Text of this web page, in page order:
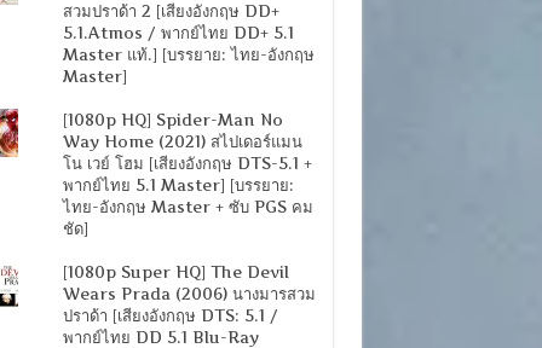
สวมปราด้า 2 [เสียงอังกฤษ DD+
5.1.Atmos / พากย์ไทย DD+ 5.1
Master แท้.] [บรรยาย: ไทย-อังกฤษ
Master]
[1080p HQ] Spider-Man No
Way Home (2021) สไปเดอร์แมน
โน เวย์ โฮม [เสียงอังกฤษ DTS-5.1 +
พากย์ไทย 5.1 Master] [บรรยาย:
ไทย-อังกฤษ Master + ซับ PGS คม
ชัด]
[1080p Super HQ] The Devil
Wears Prada (2006) นางมารสวม
ปราด้า [เสียงอังกฤษ DTS: 5.1 /
พากย์ไทย DD 5.1 Blu-Ray